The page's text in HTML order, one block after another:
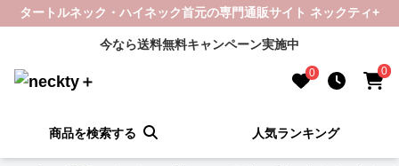
タートルネック・ハイネック首元の専門通販サイト ネックティ+
今なら送料無料キャンペーン実施中
0 0
商品を検索する 人気ランキング